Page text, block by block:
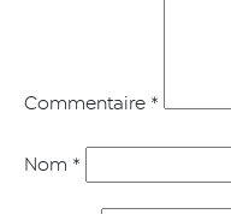
Commentaire *
Nom *